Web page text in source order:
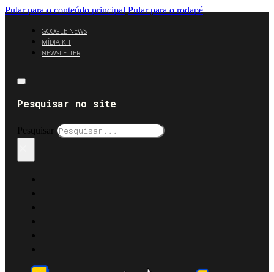
Pular para o conteúdo principal Pular para o rodapé
GOOGLE NEWS
MÍDIA KIT
NEWSLETTER
Pesquisar no site
Pesquisar